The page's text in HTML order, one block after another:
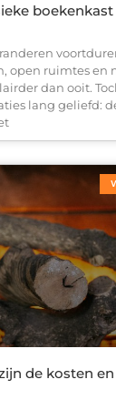
open ruimtes en
dan ooit.
lang geliefd:
de kosten